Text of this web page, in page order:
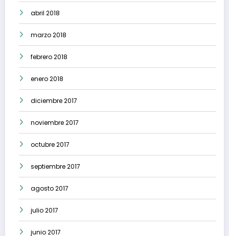
abril 2018
marzo 2018
febrero 2018
enero 2018
diciembre 2017
noviembre 2017
octubre 2017
septiembre 2017
agosto 2017
julio 2017
junio 2017